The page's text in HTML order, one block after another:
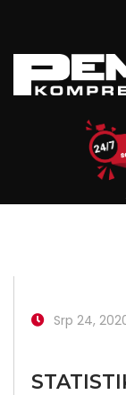
Srp 24,